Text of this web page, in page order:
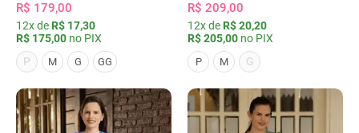
R$ 179,00
12x de R$ 17,30
R$ 175,00 no PIX
P
M G GG
R$ 209,00
12x de R$ 20,20
R$ 205,00 no PIX
P M G